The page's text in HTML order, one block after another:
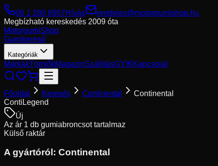
06 1 280 6567Hívás
rendeles@motorgumishop.hu
Megbízható kereskedés 2009 óta
MotorgumiShop
Gumikereső
Kategóriák
MárkákTömlőkMagazinSzállításGYIKKapcsolat
Főoldal Keresés Continental
Continental
ContiLegend
Új
Az ár 1 db gumiabroncsot tartalmaz
Külső raktár
A gyártóról: Continental